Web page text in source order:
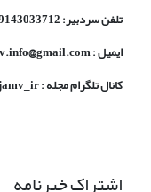
تلفن سردبیر: 09143033712
ایمیل : jamv.info@gmail.com
کانال تلگرام مجله : jamv_ir@
اشتراک خبرنامه